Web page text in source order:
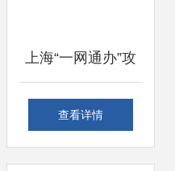
上海“一网通办”攻
坚年 李强调研互联
查看详情